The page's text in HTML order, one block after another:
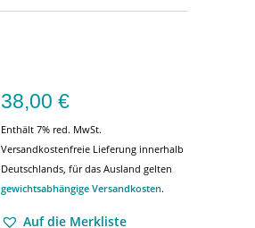
38,00 €
Enthält 7% red. MwSt.
Versandkostenfreie Lieferung innerhalb
Deutschlands, für das Ausland gelten
gewichtsabhängige Versandkosten.
Auf die Merkliste